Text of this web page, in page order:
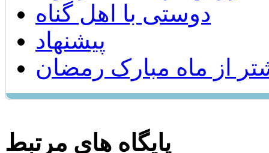
دوستی با اهل گناه
پیشنهاد
از ماه مبارک رمضان
پایگاه های مرتبط